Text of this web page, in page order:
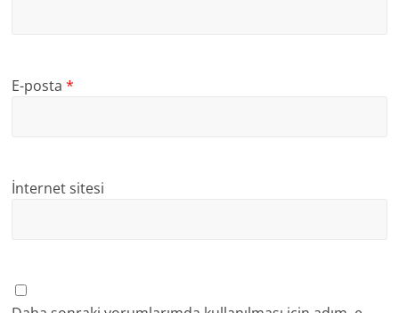
E-posta*
İnternet sitesi